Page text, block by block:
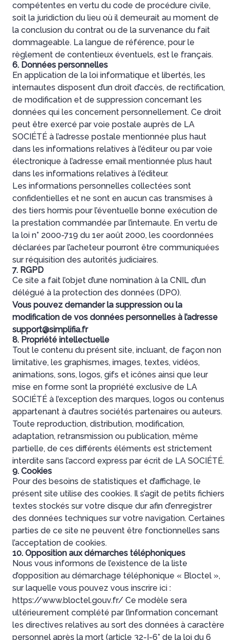
compétentes en vertu du code de procédure civile,
soit la juridiction du lieu où il demeurait au moment de
la conclusion du contrat ou de la survenance du fait
dommageable. La langue de référence, pour le
règlement de contentieux éventuels, est le français.
6. Données personnelles
En application de la loi informatique et libertés, les
internautes disposent d’un droit d’accès, de rectification,
de modification et de suppression concernant les
données qui les concernent personnellement. Ce droit
peut être exercé par voie postale auprès de LA
SOCIÉTÉ à l’adresse postale mentionnée plus haut
dans les informations relatives à l’éditeur ou par voie
électronique à l’adresse email mentionnée plus haut
dans les informations relatives à l’éditeur.
Les informations personnelles collectées sont
confidentielles et ne sont en aucun cas transmises à
des tiers hormis pour l’éventuelle bonne exécution de
la prestation commandée par l’internaute. En vertu de
la loi n° 2000-719 du 1er août 2000, les coordonnées
déclarées par l’acheteur pourront être communiquées
sur réquisition des autorités judiciaires.
7. RGPD
Ce site a fait l’objet d’une nomination à la CNIL d’un
délégué à la protection des données (DPO).
Vous pouvez demander la suppression ou la
modification de vos données personnelles à l’adresse
support@simplifia.fr
8. Propriété intellectuelle
Tout le contenu du présent site, incluant, de façon non
limitative, les graphismes, images, textes, vidéos,
animations, sons, logos, gifs et icônes ainsi que leur
mise en forme sont la propriété exclusive de LA
SOCIÉTÉ à l’exception des marques, logos ou contenus
appartenant à d’autres sociétés partenaires ou auteurs.
Toute reproduction, distribution, modification,
adaptation, retransmission ou publication, même
partielle, de ces différents éléments est strictement
interdite sans l’accord express par écrit de LA SOCIÉTÉ.
9. Cookies
Pour des besoins de statistiques et d’affichage, le
présent site utilise des cookies. Il s’agit de petits fichiers
textes stockés sur votre disque dur afin d’enregistrer
des données techniques sur votre navigation. Certaines
parties de ce site ne peuvent être fonctionnelles sans
l’acceptation de cookies.
10. Opposition aux démarches téléphoniques
Nous vous informons de l’existence de la liste
d’opposition au démarchage téléphonique « Bloctel »,
sur laquelle vous pouvez vous inscrire ici :
https://www.bloctel.gouv.fr/ Ce modèle sera
ultérieurement complété par l’information concernant
les directives relatives au sort des données à caractère
personnel après la mort (article 32-I-6° de la loi du 6